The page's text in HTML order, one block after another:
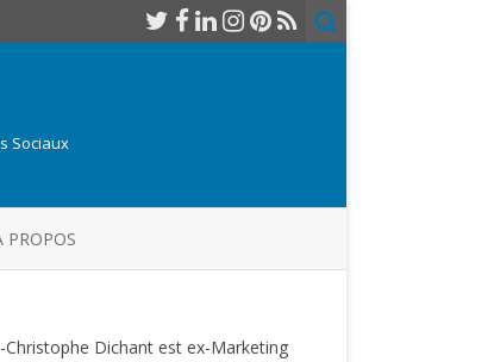
Sociaux
PROPOS
Christophe Dichant est ex-Marketing